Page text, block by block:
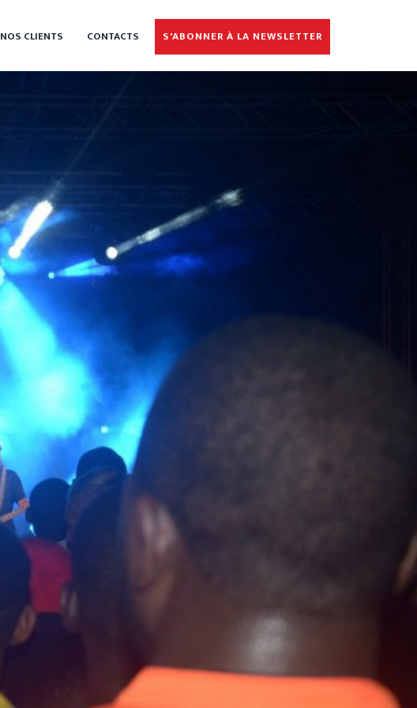
NOS CLIENTS CONTACTS S'ABONNER À LA NEWSLETTER